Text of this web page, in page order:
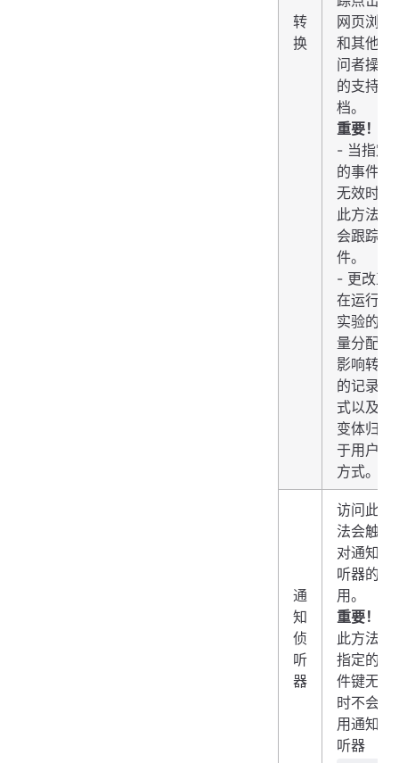
转
换
网页浏览
和其他访
问者操作
的支持文
档。
重要！
- 当指定
的事件键
无效时，
此方法不
会跟踪事
件。
- 更改正
在运行的
实验的流
量分配会
影响转化
的记录方
式以及将
变体归因
于用户的
方式。
通
知
侦
听
器
访问此方
法会触发
对通知侦
听器的调
用。
重要！
此方法在
指定的事
件键无效
时不会调
用通知侦
听器